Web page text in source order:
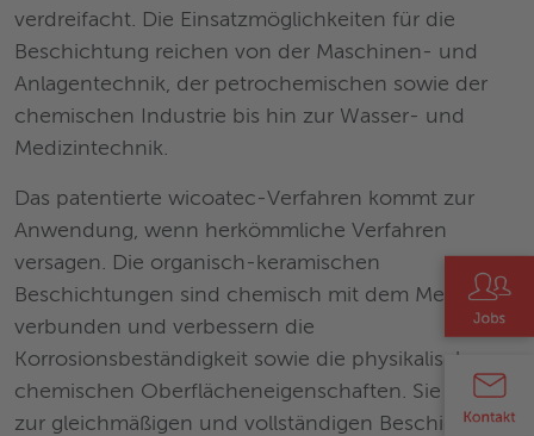
verdreifacht. Die Einsatzmöglichkeiten für die
Beschichtung reichen von der Maschinen- und
Anlagentechnik, der petrochemischen sowie der
chemischen Industrie bis hin zur Wasser- und
Medizintechnik.
Das patentierte wicoatec-Verfahren kommt zur
Anwendung, wenn herkömmliche Verfahren
versagen. Die organisch-keramischen
Beschichtungen sind chemisch mit dem Metall
verbunden und verbessern die
Korrosionsbeständigkeit sowie die physikalisch-
chemischen Oberflächeneigenschaften. Sie dienen
zur gleichmäßigen und vollständigen Beschichtung